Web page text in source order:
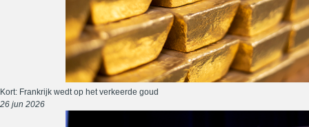
Kort: Frankrijk wedt op het verkeerde goud
26 jun 2026